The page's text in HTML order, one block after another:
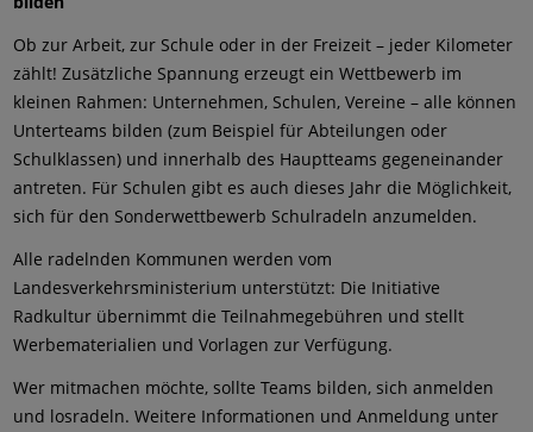
Ob zur Arbeit, zur Schule oder in der Freizeit – jeder Kilometer
zählt! Zusätzliche Spannung erzeugt ein Wettbewerb im
kleinen Rahmen: Unternehmen, Schulen, Vereine – alle können
Unterteams bilden (zum Beispiel für Abteilungen oder
Schulklassen) und innerhalb des Hauptteams gegeneinander
antreten. Für Schulen gibt es auch dieses Jahr die Möglichkeit,
sich für den Sonderwettbewerb Schulradeln anzumelden.
Alle radelnden Kommunen werden vom
Landesverkehrsministerium unterstützt: Die Initiative
Radkultur übernimmt die Teilnahmegebühren und stellt
Werbematerialien und Vorlagen zur Verfügung.
Wer mitmachen möchte, sollte Teams bilden, sich anmelden
und losradeln. Weitere Informationen und Anmeldung unter